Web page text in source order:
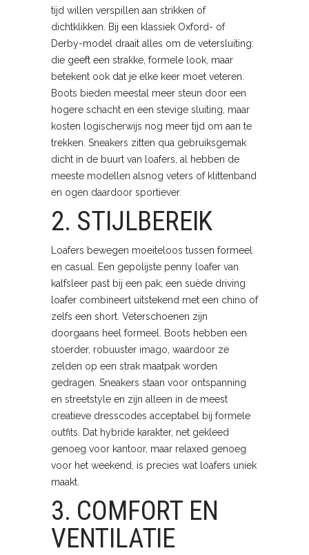
tijd willen verspillen aan strikken of
dichtklikken. Bij een klassiek Oxford- of
Derby-model draait alles om de vetersluiting:
die geeft een strakke, formele look, maar
betekent ook dat je elke keer moet veteren.
Boots bieden meestal meer steun door een
hogere schacht en een stevige sluiting, maar
kosten logischerwijs nog meer tijd om aan te
trekken. Sneakers zitten qua gebruiksgemak
dicht in de buurt van loafers, al hebben de
meeste modellen alsnog veters of klittenband
en ogen daardoor sportiever.
2. STIJLBEREIK
Loafers bewegen moeiteloos tussen formeel
en casual. Een gepolijste penny loafer van
kalfsleer past bij een pak; een suède driving
loafer combineert uitstekend met een chino of
zelfs een short. Veterschoenen zijn
doorgaans heel formeel. Boots hebben een
stoerder, robuuster imago, waardoor ze
zelden op een strak maatpak worden
gedragen. Sneakers staan voor ontspanning
en streetstyle en zijn alleen in de meest
creatieve dresscodes acceptabel bij formele
outfits. Dat hybride karakter, net gekleed
genoeg voor kantoor, maar relaxed genoeg
voor het weekend, is precies wat loafers uniek
maakt.
3. COMFORT EN
VENTILATIE